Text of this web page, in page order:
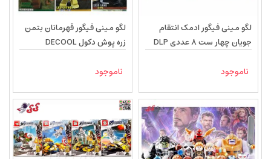
لگو مینی فیگور ادمک انتقام
جویان چهار ست 8 عددی DLP
ناموجود
لگو مینی فیگور قهرمانان بتمن
زره پوش دکول DECOOL
ناموجود